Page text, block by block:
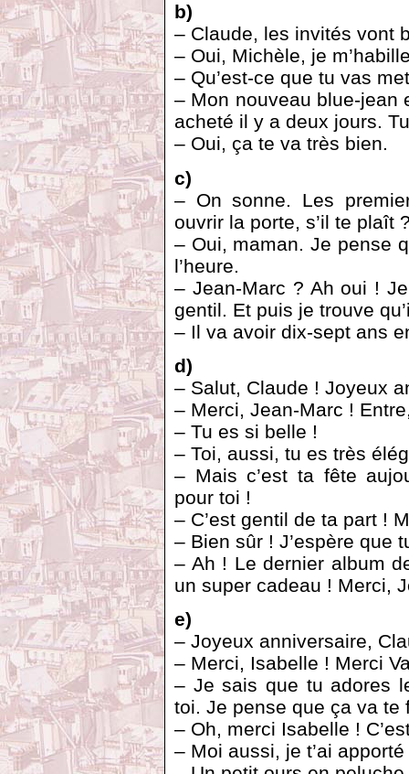
b)
– Claude, les invités vont
– Oui, Michèle, je
– Qu’est-ce que tu vas
– Mon nouveau blue-jean
acheté il y a deux jours.
– Oui, ça te va très bien.
c)
– On sonne. Les
ouvrir la porte, s’il te plaît
– Oui, maman. Je pense
l’heure.
– Jean-Marc ? Ah oui !
gentil. Et puis je trouve
– Il va avoir dix-sept ans
d)
– Salut, Claude ! Joyeux
– Merci, Jean-Marc !
– Tu es si belle !
– Toi, aussi, tu es très
– Mais c’est ta fête
pour toi !
– C’est gentil de ta part !
– Bien sûr ! J’espère que
– Ah ! Le dernier album
un super cadeau ! Merci,
e)
– Joyeux anniversaire,
– Merci, Isabelle ! Merci
– Je sais que tu adores
toi. Je pense que ça va te
– Oh, merci Isabelle !
– Moi aussi, je t’ai